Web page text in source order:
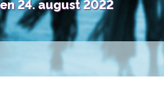
24. august 2022